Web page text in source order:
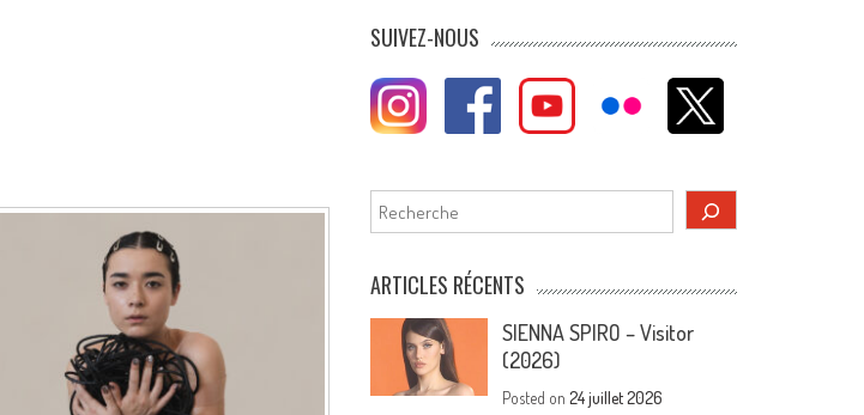
SUIVEZ-NOUS
Rechercher
ARTICLES RÉCENTS
SIENNA SPIRO – Visitor
(2026)
Posted on24 juillet 2026